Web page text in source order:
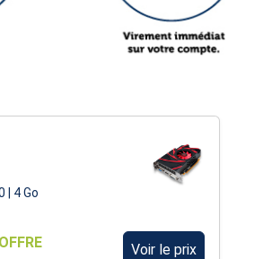
| 4 Go
Voir le prix